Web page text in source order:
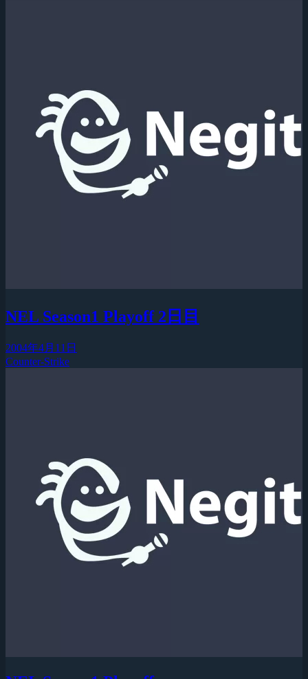
NEL Season1 Playoff 2日目
2004年4月11日
Counter-Strike